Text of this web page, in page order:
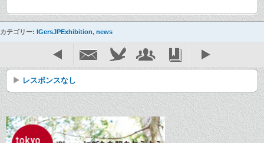
カテゴリー: IGersJPExhibition, news
レスポンスなし